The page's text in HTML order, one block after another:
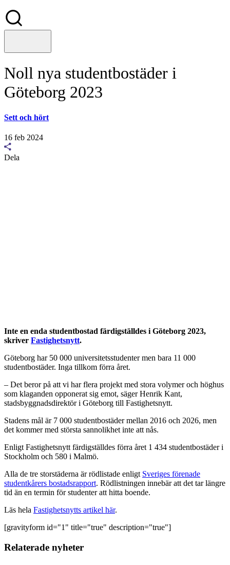
Noll nya studentbostäder i
Göteborg 2023
Sett och hört
16 feb 2024
Dela
Inte en enda studentbostad färdigställdes i Göteborg 2023,
skriver Fastighetsnytt.
Göteborg har 50 000 universitetsstudenter men bara 11 000
studentbostäder. Inga tillkom förra året.
– Det beror på att vi har flera projekt med stora volymer och höghus
som klaganden opponerat sig emot, säger Henrik Kant,
stadsbyggnadsdirektör i Göteborg till Fastighetsnytt.
Stadens mål är 7 000 studentbostäder mellan 2016 och 2026, men
det kommer med största sannolikhet inte att nås.
Enligt Fastighetsnytt färdigställdes förra året 1 434 studentbostäder i
Stockholm och 580 i Malmö.
Alla de tre storstäderna är rödlistade enligt Sveriges förenade
studentkårers bostadsrapport. Rödlistningen innebär att det tar längre
tid än en termin för studenter att hitta boende.
Läs hela Fastighetsnytts artikel här.
[gravityform id="1" title="true" description="true"]
Relaterade nyheter